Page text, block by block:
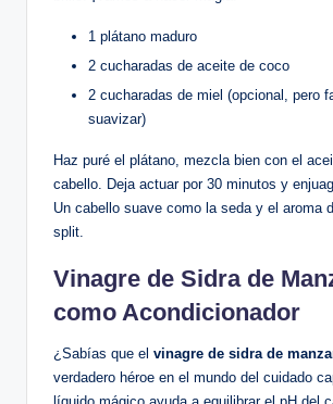
1 plátano maduro
2 cucharadas de aceite de coco
2 cucharadas de miel (opcional, pero
suavizar)
Haz puré el plátano, mezcla bien con el
cabello. Deja actuar por 30 minutos y
Un cabello suave como la seda y el aroma
split.
Vinagre de Sidra de
como Acondicionador
¿Sabías que el vinagre de sidra de
verdadero héroe en el mundo del cuidado